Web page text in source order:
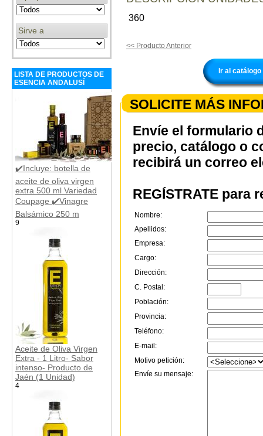
Sirve a
LISTA DE PRODUCTOS DE
ESENCIA ANDALUSÍ
✔️Incluye: botella de
aceite de oliva virgen
extra 500 ml Variedad
Coupage ✔️Vinagre
Balsámico 250 m
9
Aceite de Oliva Virgen
Extra - 1 Litro- Sabor
intenso- Producto de
Jaén (1 Unidad)
4
360
<< Producto Anterior
Ir al
SOLICITE MÁS
Envíe el formulario
precio, catálogo o
recibirá un correo
REGÍSTRATE para
Nombre:
Apellidos:
Empresa:
Cargo:
Dirección:
C. Postal:
Población:
Provincia:
Teléfono:
E-mail:
Motivo petición:
Envíe su mensaje: